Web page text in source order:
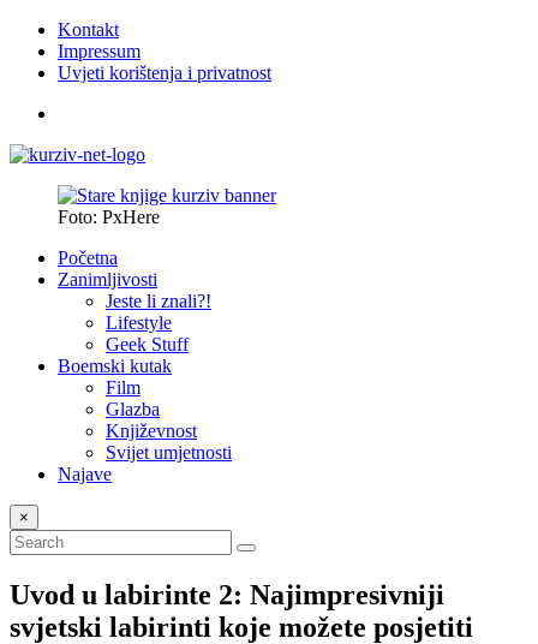
Kontakt
Impressum
Uvjeti korištenja i privatnost
Foto: PxHere
Početna
Zanimljivosti
Jeste li znali?!
Lifestyle
Geek Stuff
Boemski kutak
Film
Glazba
Književnost
Svijet umjetnosti
Najave
×
Uvod u labirinte 2: Najimpresivniji
svjetski labirinti koje možete posjetiti